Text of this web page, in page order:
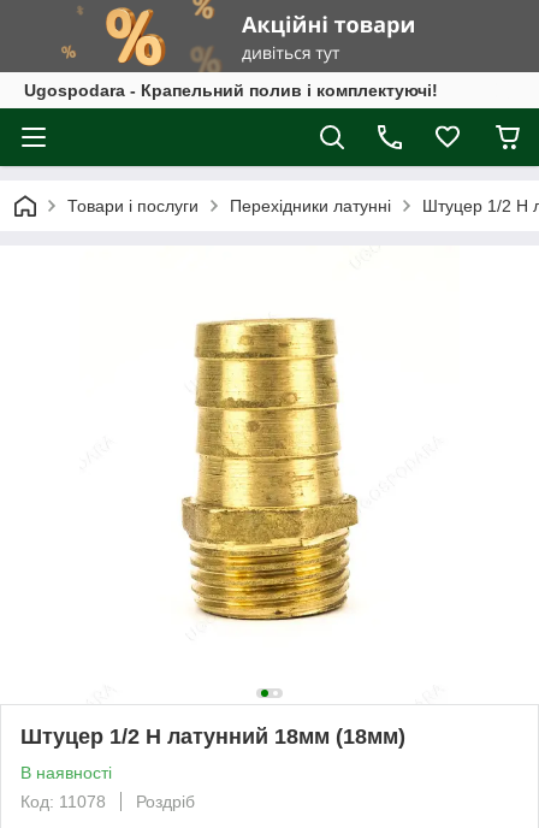
Ugospodara - Крапельний полив і комплектуючі!
Товари і послуги Перехідники латунні Штуцер 1/2 Н
Штуцер 1/2 Н латунний 18мм (18мм)
В наявності
Код: 11078
Роздріб